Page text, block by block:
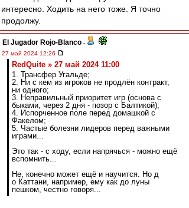
интересно. Ходить на него тоже. Я точно
продолжу.
El Jugador Rojo-Blanco -
27 май 2024 12:26
RedQuite » 27 май 2024 11:00
1. Трансфер Угальде;
2. Ни с кем из игроков не продлён контракт,
ни одного;
3. Неправильный приоритет игр (основа с
быками, через 2 дня - позор с Балтикой);
4. Испорченное поле перед домашкой с
Факелом;
5. Частые болезни лидеров перед важными
играми...
Это так - с ходу, если напрячься - можно ещё
вспомнить...
Не, конечно может ещё и научится. Но д
о Каттани, например, ему как до луны
пешком, честно говоря...